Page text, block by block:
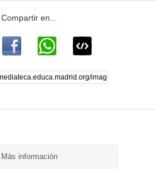
Más información